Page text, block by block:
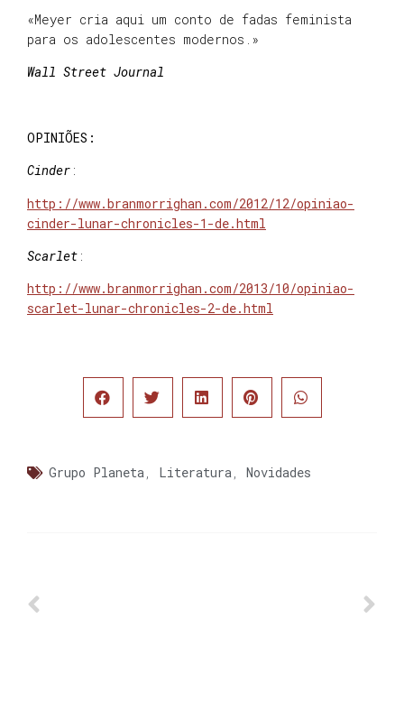
«Meyer cria aqui um conto de fadas feminista
para os adolescentes modernos.»
Wall Street Journal
OPINIÕES:
Cinder :
http://www.branmorrighan.com/2012/12/opiniao-
cinder-lunar-chronicles-1-de.html
Scarlet :
http://www.branmorrighan.com/2013/10/opiniao-
scarlet-lunar-chronicles-2-de.html
Grupo Planeta Literatura Novidades